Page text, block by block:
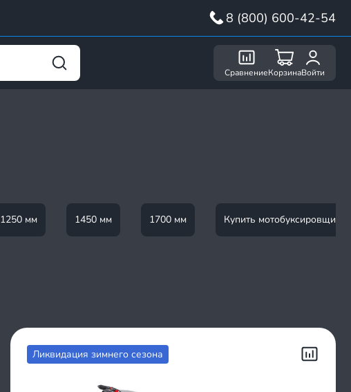
8 (800) 600-42-54
СравнениеКорзинаВойти
1250 мм 1450 мм 1700 мм Купить мотобуксировщик
Ликвидация зимнего сезона